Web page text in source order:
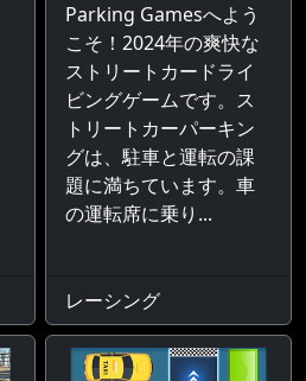
Parking Gamesへよう
こそ！2024年の爽快な
ストリートカードライ
ビングゲームです。ス
トリートカーパーキン
グは、駐車と運転の課
題に満ちています。車
の運転席に乗り...
レーシング